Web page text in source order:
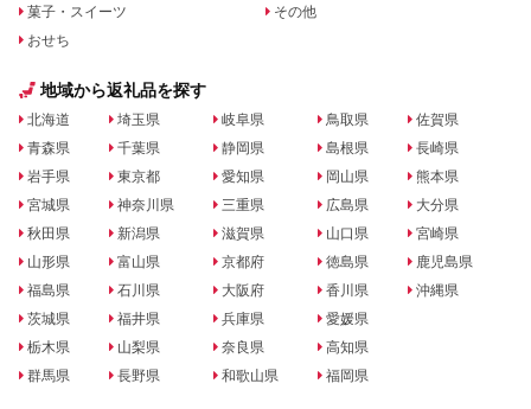
菓子・スイーツ
おせち
その他
地域から返礼品を探す
北海道
青森県
岩手県
宮城県
秋田県
山形県
福島県
茨城県
栃木県
群馬県
埼玉県
千葉県
東京都
神奈川県
新潟県
富山県
石川県
福井県
山梨県
長野県
岐阜県
静岡県
愛知県
三重県
滋賀県
京都府
大阪府
兵庫県
奈良県
和歌山県
鳥取県
島根県
岡山県
広島県
山口県
徳島県
香川県
愛媛県
高知県
福岡県
佐賀県
長崎県
熊本県
大分県
宮崎県
鹿児島県
沖縄県